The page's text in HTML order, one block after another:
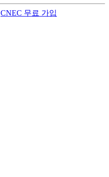
CNEC 무료 가입